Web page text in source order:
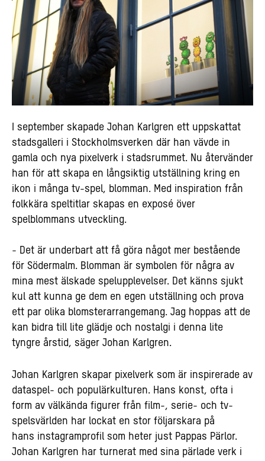
I september skapade Johan Karlgren ett uppskattat
stadsgalleri i Stockholmsverken där han vävde in
gamla och nya pixelverk i stadsrummet. Nu återvänder
han för att skapa en långsiktig utställning kring en
ikon i många tv-spel, blomman. Med inspiration från
folkkära speltitlar skapas en exposé över
spelblommans utveckling.
- Det är underbart att få göra något mer bestående
för Södermalm. Blomman är symbolen för några av
mina mest älskade spelupplevelser. Det känns sjukt
kul att kunna ge dem en egen utställning och prova
ett par olika blomsterarrangemang. Jag hoppas att de
kan bidra till lite glädje och nostalgi i denna lite
tyngre årstid, säger Johan Karlgren.
Johan Karlgren skapar pixelverk som är inspirerade av
dataspel- och populärkulturen. Hans konst, ofta i
form av välkända figurer från film-, serie- och tv-
spelsvärlden har lockat en stor följarskara på
hans instagramprofil som heter just Pappas Pärlor.
Johan Karlgren har turnerat med sina pärlade verk i